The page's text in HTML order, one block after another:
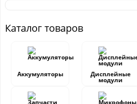
Каталог товаров
Аккумуляторы Дисплейные
модули